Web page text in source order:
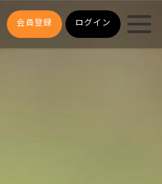
会員登録 ログイン